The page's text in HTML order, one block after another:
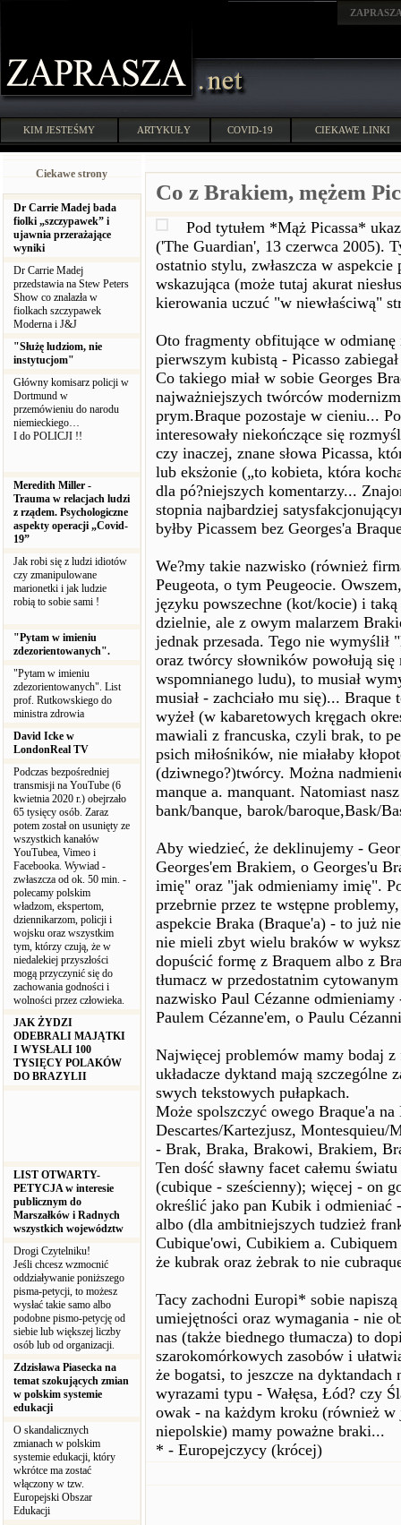
KIM JESTEŚMY ARTYKUŁY COVID-19 CIEKAWE LINKI
Ciekawe strony
Dr Carrie Madej bada
fiolki „szczypawek” i
ujawnia przerażające
wyniki
Dr Carrie Madej
przedstawia na Stew Peters
Show co znalazła w
fiolkach szczypawek
Moderna i J&J
"Służę ludziom, nie
instytucjom"
Główny komisarz policji w
Dortmund w
przemówieniu do narodu
niemieckiego…
I do POLICJI !!
Meredith Miller -
Trauma w relacjach ludzi
z rządem. Psychologiczne
aspekty operacji „Covid-
19”
Jak robi się z ludzi idiotów
czy zmanipulowane
marionetki i jak ludzie
robią to sobie sami !
"Pytam w imieniu
zdezorientowanych".
"Pytam w imieniu
zdezorientowanych". List
prof. Rutkowskiego do
ministra zdrowia
David Icke w
LondonReal TV
Podczas bezpośredniej
transmisji na YouTube (6
kwietnia 2020 r.) obejrzało
65 tysięcy osób. Zaraz
potem został on usunięty ze
wszystkich kanałów
YouTubea, Vimeo i
Facebooka. Wywiad -
zwłaszcza od ok. 50 min. -
polecamy polskim
władzom, ekspertom,
dziennikarzom, policji i
wojsku oraz wszystkim
tym, którzy czują, że w
niedalekiej przyszłości
mogą przyczynić się do
zachowania godności i
wolności przez człowieka.
JAK ŻYDZI
ODEBRALI MAJĄTKI
I WYSŁALI 100
TYSIĘCY POLAKÓW
DO BRAZYLII
LIST OTWARTY-
PETYCJA w interesie
publicznym do
Marszałków i Radnych
wszystkich województw
Drogi Czytelniku!
Jeśli chcesz wzmocnić
oddziaływanie poniższego
pisma-petycji, to możesz
wysłać takie samo albo
podobne pismo-petycję od
siebie lub większej liczby
osób lub od organizacji.
Zdzisława Piasecka na
temat szokujących zmian
w polskim systemie
edukacji
O skandalicznych
zmianach w polskim
systemie edukacji, który
wkrótce ma zostać
włączony w tzw.
Europejski Obszar
Edukacji
Co z Brakiem, mężem
Pod tytułem *Mąż Picassa*
('The Guardian', 13 czerwca 2005).
ostatnio stylu, zwłaszcza w
wskazująca (może tutaj akurat
kierowania uczuć "w niewłaściwą"
Oto fragmenty obfitujące w
pierwszym kubistą - Picasso
Co takiego miał w sobie Georges
najważniejszych twórców
prym.Braque pozostaje w cieniu...
interesowały niekończące się
czy inaczej, znane słowa Picassa,
lub eksżonie („to kobieta, która
dla pó?niejszych komentarzy...
stopnia najbardziej
byłby Picassem bez Georges'a
We?my takie nazwisko (również
Peugeota, o tym Peugeocie.
języku powszechne (kot/kocie) i
dzielnie, ale z owym malarzem
jednak przesada. Tego nie
oraz twórcy słowników powołują
wspomnianego ludu), to musiał
musiał - zachciało mu się)...
wyżeł (w kabaretowych kręgach
mawiali z francuska, czyli brak, to
psich miłośników, nie miałaby
(dziwnego?)twórcy. Można
manque a. manquant. Natomiast
bank/banque, barok/baroque,Bask/
Aby wiedzieć, że deklinujemy -
Georges'em Brakiem, o Georges'u
imię" oraz "jak odmieniamy imię".
przebrnie przez te wstępne
aspekcie Braka (Braque'a) - to już
nie mieli zbyt wielu braków w
dopuścić formę z Braquem albo z
tłumacz w przedostatnim
nazwisko Paul Cézanne
Paulem Cézanne'em, o Paulu
Najwięcej problemów mamy bodaj
układacze dyktand mają szczególne
swych tekstowych pułapkach.
Może spolszczyć owego Braque'a
Descartes/Kartezjusz,
- Brak, Braka, Brakowi, Brakiem,
Ten dość sławny facet całemu
(cubique - sześcienny); więcej - on
określić jako pan Kubik i
albo (dla ambitniejszych tudzież
Cubique'owi, Cubikiem a.
że kubrak oraz żebrak to nie
Tacy zachodni Europi* sobie
umiejętności oraz wymagania - nie
nas (także biednego tłumacza) to
szarokomórkowych zasobów i
że bogatsi, to jeszcze na
wyrazami typu - Wałęsa, Łód? czy
owak - na każdym kroku (również w
niepolskie) mamy poważne braki...
* - Europejczycy (krócej)